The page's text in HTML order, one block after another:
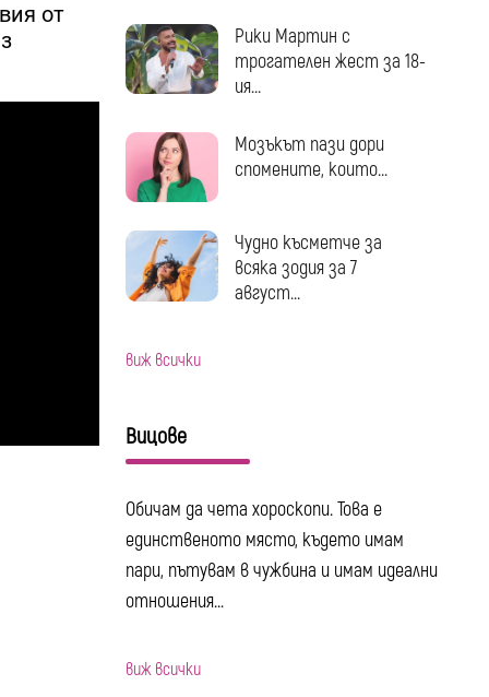
от
Рики Мартин с
трогателен жест за 18-
ия...
Мозъкът пази дори
спомените, които...
Чудно късметче за
всяка зодия за 7
август...
виж всички
Вицове
Обичам да чета хороскопи. Това е
единственото място, където имам
пари, пътувам в чужбина и имам идеални
отношения...
виж всички